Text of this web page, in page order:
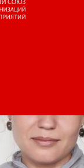
Союза